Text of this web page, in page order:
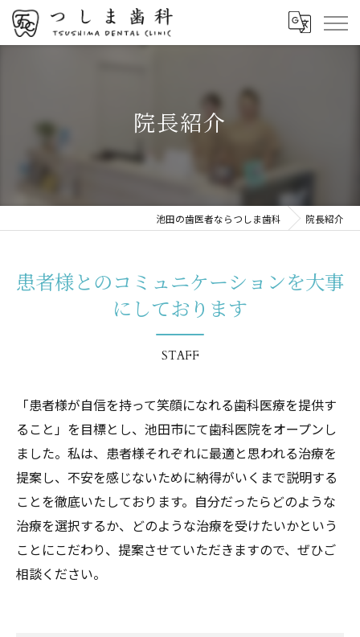
院長紹介
池田の歯医者ならつしま歯科 院長紹介
患者様とのコミュニケーションを大事
にしております
STAFF
「患者様が自信を持って笑顔になれる歯科医療を提供す
ること」を目標とし、池田市にて歯科医院をオープンし
ました。私は、患者様それぞれに最適と思われる治療を
提案し、不安を感じないために納得がいくまで説明する
ことを徹底いたしております。自分だったらどのような
治療を選択するか、どのような治療を受けたいかという
ことにこだわり、提案させていただきますので、ぜひご
相談ください。